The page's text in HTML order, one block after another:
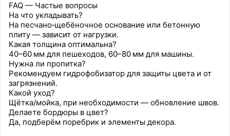
FAQ — Частые вопросы
На что укладывать?
На песчано‑щебёночное основание или бетонную
плиту — зависит от нагрузки.
Какая толщина оптимальна?
40–60 мм для пешеходов, 60–80 мм для машины.
Нужна ли пропитка?
Рекомендуем гидрофобизатор для защиты цвета и от
загрязнений.
Какой уход?
Щётка/мойка, при необходимости — обновление швов.
Делаете бордюры в цвет?
Да, подберём поребрик и элементы декора.